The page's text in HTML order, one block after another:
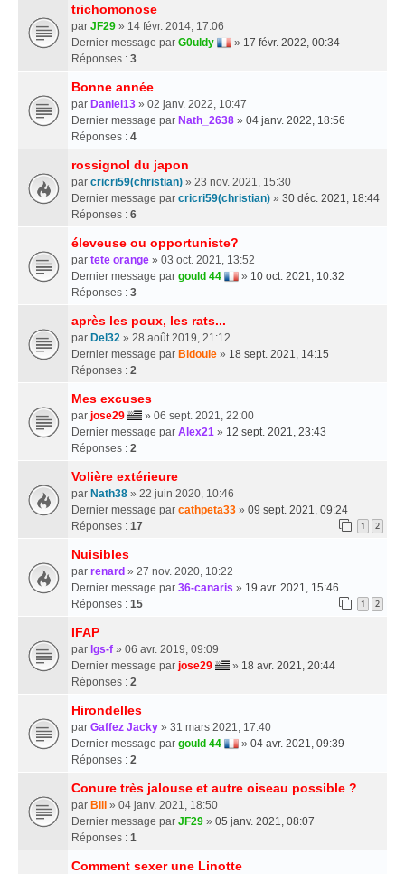
trichomonose
par JF29 » 14 févr. 2014, 17:06
Dernier message par G0uldy » 17 févr. 2022, 00:34
Réponses : 3
Bonne année
par Daniel13 » 02 janv. 2022, 10:47
Dernier message par Nath_2638 » 04 janv. 2022, 18:56
Réponses : 4
rossignol du japon
par cricri59(christian) » 23 nov. 2021, 15:30
Dernier message par cricri59(christian) » 30 déc. 2021, 18:44
Réponses : 6
éleveuse ou opportuniste?
par tete orange » 03 oct. 2021, 13:52
Dernier message par gould 44 » 10 oct. 2021, 10:32
Réponses : 3
après les poux, les rats...
par Del32 » 28 août 2019, 21:12
Dernier message par Bidoule » 18 sept. 2021, 14:15
Réponses : 2
Mes excuses
par jose29
» 06 sept. 2021, 22:00
Dernier message par Alex21 » 12 sept. 2021, 23:43
Réponses : 2
Volière extérieure
par Nath38 » 22 juin 2020, 10:46
Dernier message par cathpeta33 » 09 sept. 2021, 09:24
Réponses : 17 1 2
Nuisibles
par renard » 27 nov. 2020, 10:22
Dernier message par 36-canaris » 19 avr. 2021, 15:46
Réponses : 15 1 2
IFAP
par lgs-f » 06 avr. 2019, 09:09
Dernier message par jose29 » 18 avr. 2021, 20:44
Réponses : 2
Hirondelles
par Gaffez Jacky » 31 mars 2021, 17:40
Dernier message par gould 44 » 04 avr. 2021, 09:39
Réponses : 2
Conure très jalouse et autre oiseau possible ?
par Bill » 04 janv. 2021, 18:50
Dernier message par JF29 » 05 janv. 2021, 08:07
Réponses : 1
Comment sexer une Linotte